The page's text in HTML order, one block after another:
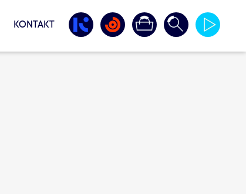
KONTAKT